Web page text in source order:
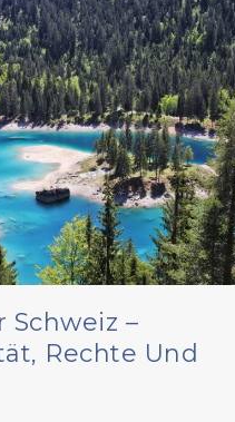
Schweiz –
Rechte Und